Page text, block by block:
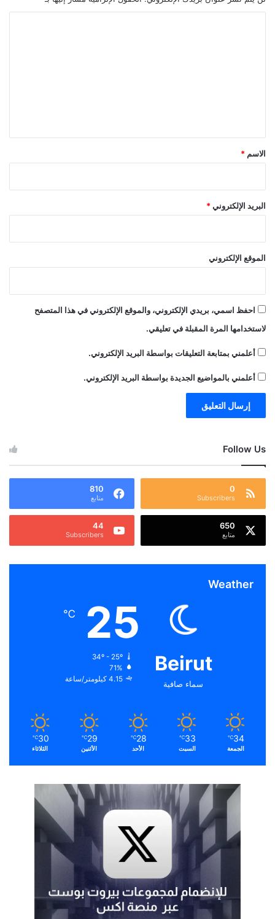
*
الاسم *
البريد الإلكتروني*
الموقع الإلكتروني
احفظ اسمي، بريدي الإلكتروني، والموقع الإلكتروني في هذا المتصفح
لاستخدامها المرة المقبلة في تعليقي.
أعلمني بمتابعة التعليقات بواسطة البريد الإلكتروني.
أعلمني بالمواضيع الجديدة بواسطة البريد الإلكتروني.
Follow Us
0
Subscribers
810
متابع
650
متابع
44
Subscribers
Weather
Beirut
سماء صافية
25
℃
34º - 25º
71%
4.15 كيلومتر/ساعة
34
℃
الجمعة
33
℃
السبت
28
℃
الأحد
29
℃
الأثنين
30
℃
الثلاثاء